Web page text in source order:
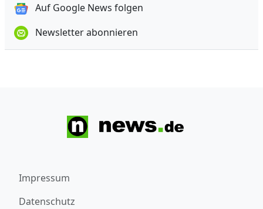
Auf Google News folgen
Newsletter abonnieren
Impressum
Datenschutz